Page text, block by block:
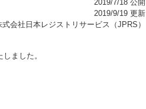
2019/7/18 公開
2019/9/19 更新
式会社日本レジストリサービス（JPRS）
ました。